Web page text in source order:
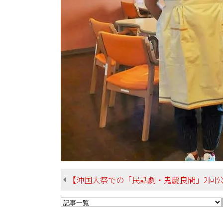
【沖国大祭での「民話劇・鬼慶良間」2回公演、